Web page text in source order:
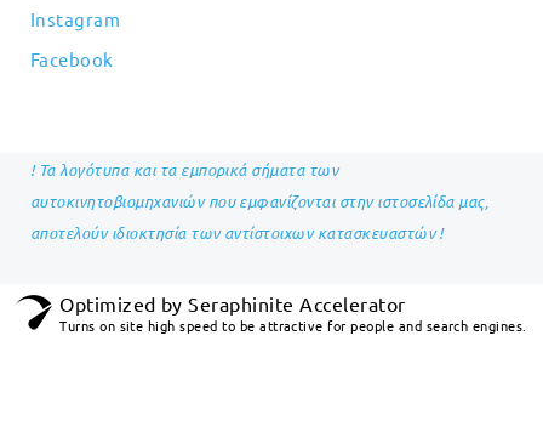
Instagram
Facebook
! Τα λογότυπα και τα εμπορικά σήματα των
αυτοκινητοβιομηχανιών που εμφανίζονται στην ιστοσελίδα μας,
αποτελούν ιδιοκτησία των αντίστοιχων κατασκευαστών !
Optimized by Seraphinite Accelerator
Turns on site high speed to be attractive for people and search engines.